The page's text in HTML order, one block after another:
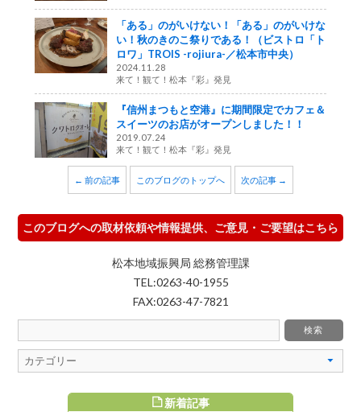
「ある」のがいけない！「ある」のがいけな
い！秋のきのこ祭りである！（ビストロ「ト
ロワ」TROIS -rojiura-／松本市中央）
2024.11.28
来て！観て！松本『彩』発見
『信州まつもと空港』に期間限定でカフェ＆
スイーツのお店がオープンしました！！
2019.07.24
来て！観て！松本『彩』発見
← 前の記事 このブログのトップへ 次の記事 →
このブログへの取材依頼や情報提供、ご意見・ご要望はこちら
松本地域振興局 総務管理課
TEL:0263-40-1955
FAX:0263-47-7821
新着記事